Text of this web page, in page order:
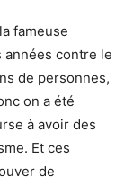
fameuse
années contre le
de personnes,
on a été
à avoir des
Et ces
de